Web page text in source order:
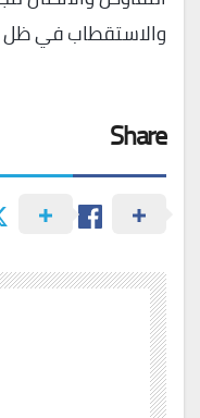
والاستقطاب في ظل
Share